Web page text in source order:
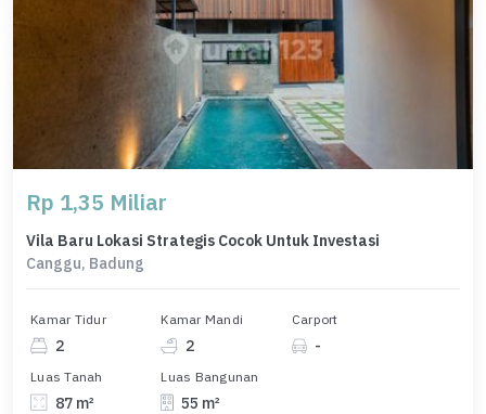
Rp 1,35 Miliar
Vila Baru Lokasi Strategis Cocok Untuk Investasi
Canggu, Badung
Kamar Tidur
2
Kamar Mandi
2
Carport
-
Luas Tanah
87 m²
Luas Bangunan
55 m²